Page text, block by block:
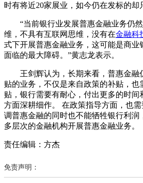
时有将近20家展业，如今仍在发标的却
“当前银行业发展普惠金融业务仍然
维，不具有互联网思维，没有在金融科
式下开展普惠金融业务，这可能是商业
面临的最大障碍。”黄志龙表示。
王剑辉认为，长期来看，普惠金融
贴的业务，不仅是来自政策的补贴，也
贴，银行需要有耐心，付出更多的时间
方面深耕细作。 在政策指导方面，也
调普惠金融的同时也不能牺牲银行利润
多层次的金融机构开展普惠金融业务。
责任编辑：方杰
免责声明：